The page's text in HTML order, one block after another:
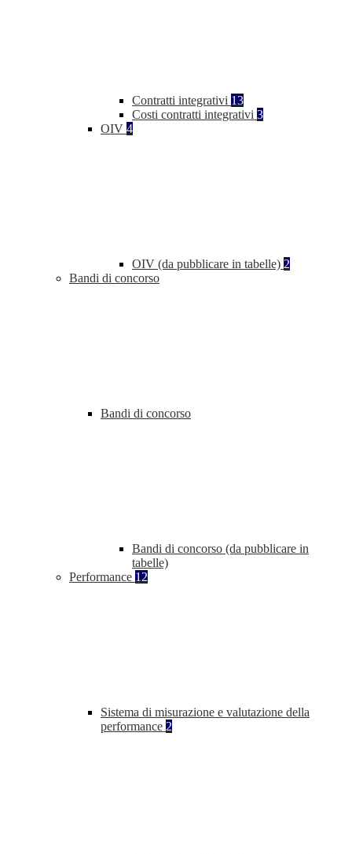
Contratti integrativi 13
Costi contratti integrativi 3
OIV 4
OIV (da pubblicare in tabelle) 2
Bandi di concorso
Bandi di concorso
Bandi di concorso (da pubblicare in
tabelle)
Performance 12
Sistema di misurazione e valutazione della
performance 2